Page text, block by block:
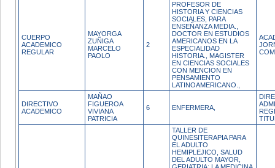
CUERPO
ACADEMICO
REGULAR
MAYORGA
ZUÑIGA
MARCELO
PAOLO
2
PROFESOR DE
HISTORIA Y CIENCIAS
SOCIALES, PARA
ENSEÑANZA MEDIA.,
DOCTOR EN ESTUDIOS
AMERICANOS EN LA
ESPECIALIDAD
HISTORIA., MAGISTER
EN CIENCIAS SOCIALES
CON MENCION EN
PENSAMIENTO
LATINOAMERICANO.,
DIRECTIVO
ACADEMICO
MAÑAO
FIGUEROA
VIVIANA
PATRICIA
6 ENFERMERA,
TALLER DE
QUINESITERAPIA PARA
EL ADULTO
HEMIPLEJICO, SALUD
DEL ADULTO MAYOR,